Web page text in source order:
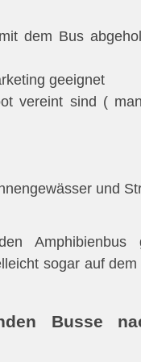
dem Bus
geeignet
vereint sind (
und
Amphibienbus
sogar auf
Busse